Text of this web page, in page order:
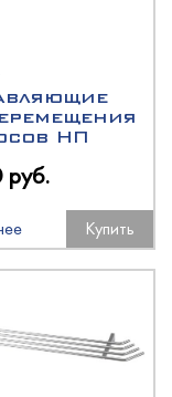
НП
руб.
Купить